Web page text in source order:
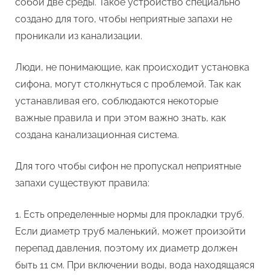
создано для того, чтобы неприятные запахи не
проникали из канализации.
Люди, не понимающие, как происходит установка
сифона, могут столкнуться с проблемой. Так как
устанавливая его, соблюдаются некоторые
важные правила и при этом важно знать, как
создана канализационная система.
Для того чтобы сифон не пропускал неприятные
запахи существуют правила:
Есть определенные нормы для прокладки труб.
Если диаметр труб маленький, может произойти
перепад давления, поэтому их диаметр должен
быть 11 см. При включении воды, вода находящаяся